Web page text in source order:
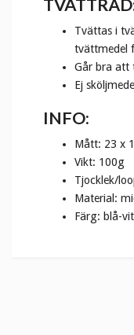
Tvättas i
tvättmedel
Går bra att
Ej sköljmedel
INFO:
Mått: 23 x
Vikt: 100g
Tjocklek/
Material:
Färg: blå-vit